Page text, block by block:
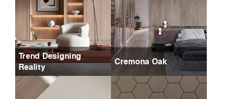
Trend Designing
Reality
Cremona Oak